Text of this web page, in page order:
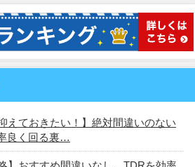
えておきたい！】絶対間違いのない
良く回る裏…